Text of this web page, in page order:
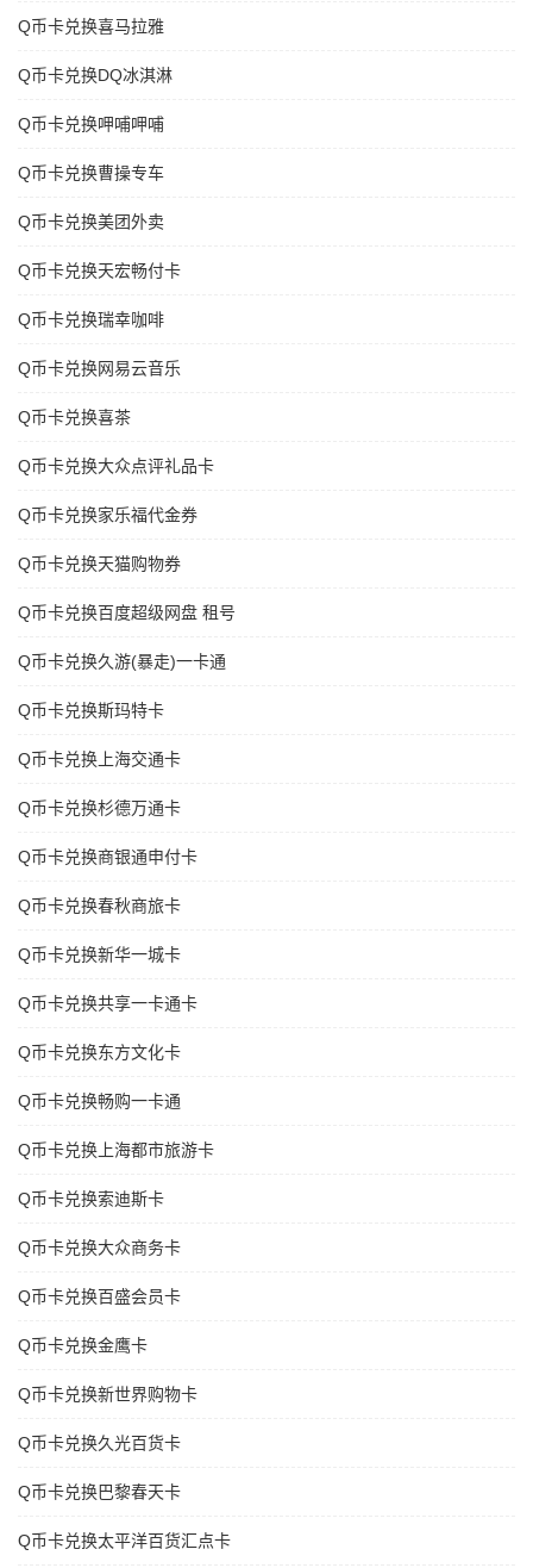
Q币卡兑换喜马拉雅
Q币卡兑换DQ冰淇淋
Q币卡兑换呷哺呷哺
Q币卡兑换曹操专车
Q币卡兑换美团外卖
Q币卡兑换天宏畅付卡
Q币卡兑换瑞幸咖啡
Q币卡兑换网易云音乐
Q币卡兑换喜茶
Q币卡兑换大众点评礼品卡
Q币卡兑换家乐福代金券
Q币卡兑换天猫购物券
Q币卡兑换百度超级网盘 租号
Q币卡兑换久游(暴走)一卡通
Q币卡兑换斯玛特卡
Q币卡兑换上海交通卡
Q币卡兑换杉德万通卡
Q币卡兑换商银通申付卡
Q币卡兑换春秋商旅卡
Q币卡兑换新华一城卡
Q币卡兑换共享一卡通卡
Q币卡兑换东方文化卡
Q币卡兑换畅购一卡通
Q币卡兑换上海都市旅游卡
Q币卡兑换索迪斯卡
Q币卡兑换大众商务卡
Q币卡兑换百盛会员卡
Q币卡兑换金鹰卡
Q币卡兑换新世界购物卡
Q币卡兑换久光百货卡
Q币卡兑换巴黎春天卡
Q币卡兑换太平洋百货汇点卡